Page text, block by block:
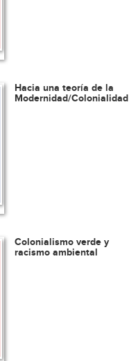
Hacia una teoría de la
Modernidad/Colonialidad
Colonialismo verde y
racismo ambiental